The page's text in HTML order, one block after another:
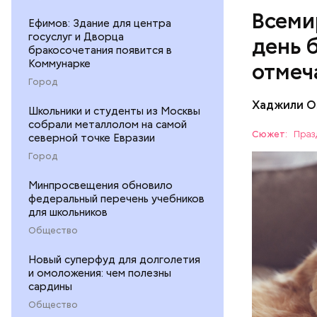
Ефимов: Здание для центра
госуслуг и Дворца
бракосочетания появится в
Коммунарке
Город
Школьники и студенты из Москвы
собрали металлолом на самой
северной точке Евразии
Город
Минпросвещения обновило
федеральный перечень учебников
для школьников
Общество
Новый суперфуд для долголетия
и омоложения: чем полезны
сардины
Общество
день
Хаджили
Сюжет:
фонд
любовь и